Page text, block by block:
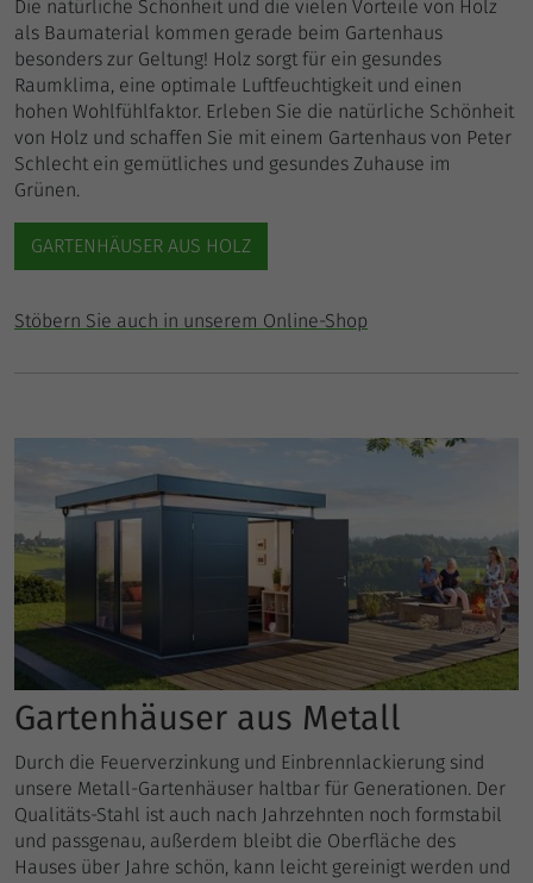
Die natürliche Schönheit und die vielen Vorteile von Holz
als Baumaterial kommen gerade beim Gartenhaus
besonders zur Geltung! Holz sorgt für ein gesundes
Raumklima, eine optimale Luftfeuchtigkeit und einen
hohen Wohlfühlfaktor. Erleben Sie die natürliche Schönheit
von Holz und schaffen Sie mit einem Gartenhaus von Peter
Schlecht ein gemütliches und gesundes Zuhause im
Grünen.
GARTENHÄUSER AUS HOLZ
Stöbern Sie auch in unserem Online-Shop
Gartenhäuser aus Metall
Durch die Feuerverzinkung und Einbrennlackierung sind
unsere Metall-Gartenhäuser haltbar für Generationen. Der
Qualitäts-Stahl ist auch nach Jahrzehnten noch formstabil
und passgenau, außerdem bleibt die Oberfläche des
Hauses über Jahre schön, kann leicht gereinigt werden und